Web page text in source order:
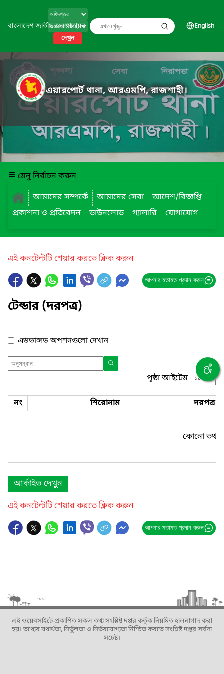
বাংলাদেশ জাতীয় তথ্য বাতায়ন
দেখুন
English
এয়ারপোর্ট থানা, আরএমপি, রাজশাহী।
মেনু নির্বাচন করুন
আমাদের সম্পর্কে
আমাদের সেবা
আদেশ/বিজ্ঞপ্তি
প্রকাশনা ও প্রতিবেদন
ডাউনলোড গ্যালারি যোগাযোগ
এই কনটেন্টটি শেয়ার করতে ক্লিক করুন
আপনার মতামত প্রদান করুন
টেন্ডার (দরপত্র)
এডভান্সড অপশনগুলো দেখান
পৃষ্ঠা আইটেম
নং শিরোনাম দরপত্র
কোনো তথ্য
আর্কাইভ দেখুন
এই কনটেন্টটি শেয়ার করতে ক্লিক করুন
আপনার মতামত প্রদান করুন
এই ওয়েবসাইটে প্রকাশিত সকল তথ্য সংশ্লিষ্ট দপ্তর কর্তৃক নিয়মিত হালনাগাদ করা
হয়। তথ্যের যথার্থতা, নির্ভুলতা ও নির্ভরযোগ্যতা নিশ্চিত করতে সংশ্লিষ্ট দপ্তর সর্বদা
সচেষ্ট।